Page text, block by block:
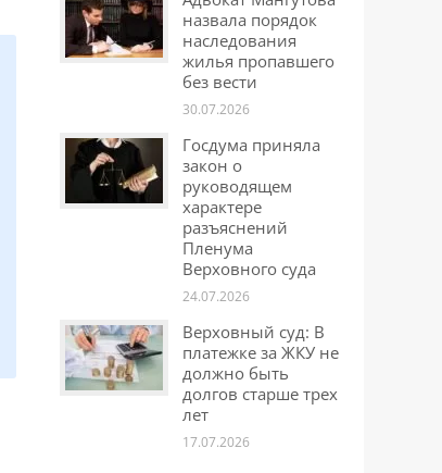
назвала порядок
наследования
жилья пропавшего
без вести
30.07.2026
Госдума приняла
закон о
руководящем
характере
разъяснений
Пленума
Верховного суда
24.07.2026
Верховный суд: В
платежке за ЖКУ не
должно быть
долгов старше трех
лет
17.07.2026